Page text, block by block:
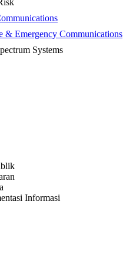
& Emergency Communications
Systems
Informasi